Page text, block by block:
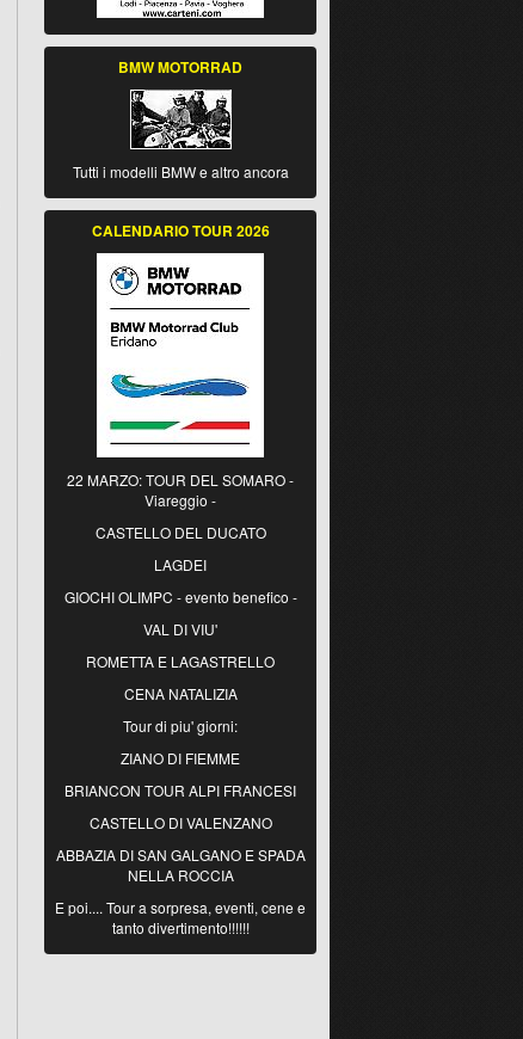
BMW MOTORRAD
Tutti i modelli BMW e altro ancora
CALENDARIO TOUR 2026
22 MARZO: TOUR DEL SOMARO -
Viareggio -
CASTELLO DEL DUCATO
LAGDEI
GIOCHI OLIMPC - evento benefico -
VAL DI VIU'
ROMETTA E LAGASTRELLO
CENA NATALIZIA
Tour di piu' giorni:
ZIANO DI FIEMME
BRIANCON TOUR ALPI FRANCESI
CASTELLO DI VALENZANO
ABBAZIA DI SAN GALGANO E SPADA
NELLA ROCCIA
E poi.... Tour a sorpresa, eventi, cene e
tanto divertimento!!!!!!